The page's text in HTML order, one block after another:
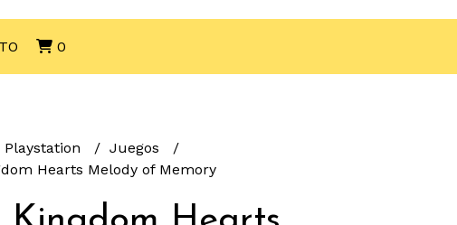
0
Playstation
Juegos
Hearts Melody of Memory